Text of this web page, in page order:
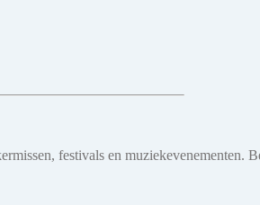
festivals en muziekevenementen.